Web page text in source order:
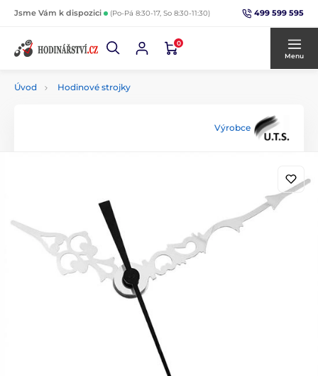
Jsme Vám k dispozici (Po-Pá 8:30-17, So 8:30-11:30) 499 599 595
0
Menu
Úvod Hodinové strojky
Výrobce